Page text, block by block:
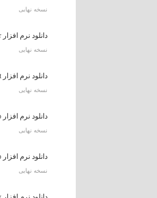
نسخه نهایی
دانلود نرم افزار Download manager
نسخه نهایی
دانلود نرم افزار Revit
نسخه نهایی
دانلود نرم افزار Rhino
نسخه نهایی
دانلود نرم افزار sketchup
نسخه نهایی